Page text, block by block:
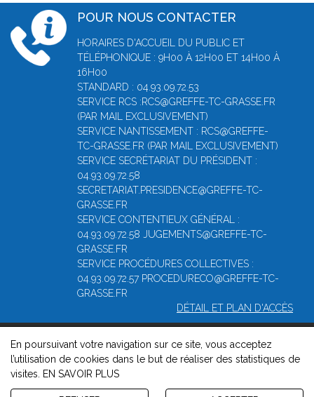
POUR NOUS CONTACTER
HORAIRES D'ACCUEIL DU PUBLIC ET
TÉLÉPHONIQUE : 9H00 À 12H00 ET 14H00 À
16H00
STANDARD : 04.93.09.72.53
SERVICE RCS :RCS@GREFFE-TC-GRASSE.FR
(PAR MAIL EXCLUSIVEMENT)
SERVICE NANTISSEMENT : RCS@GREFFE-
TC-GRASSE.FR (PAR MAIL EXCLUSIVEMENT)
SERVICE SECRÉTARIAT DU PRÉSIDENT :
04.93.09.72.58
SECRETARIAT.PRESIDENCE@GREFFE-TC-
GRASSE.FR
SERVICE CONTENTIEUX GÉNÉRAL :
04.93.09.72.58 JUGEMENTS@GREFFE-TC-
GRASSE.FR
SERVICE PROCÉDURES COLLECTIVES :
04.93.09.72.57 PROCEDURECO@GREFFE-TC-
GRASSE.FR
DÉTAIL ET PLAN D'ACCÈS
© 2026, Greffe du Tribunal de Commerce de Grasse -Mentions
légales-Contact -Gestion des cookies -Politique de
confidentialité et de cookies
En poursuivant votre navigation sur ce site, vous acceptez
l’utilisation de cookies dans le but de réaliser des statistiques de
visites.
EN SAVOIR PLUS